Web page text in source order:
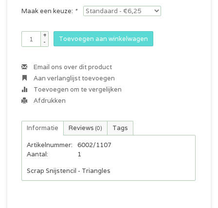
Maak een keuze: *
+
-
Toevoegen aan winkelwagen
Email ons over dit product
Aan verlanglijst toevoegen
Toevoegen om te vergelijken
Afdrukken
Informatie Reviews (0) Tags
Artikelnummer:
6002/1107
Aantal:
1
Scrap Snijstencil - Triangles